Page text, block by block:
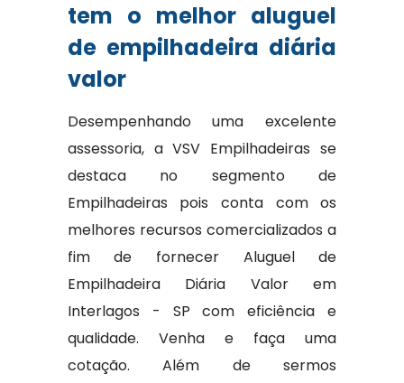
tem o melhor aluguel
de empilhadeira diária
valor
Desempenhando uma excelente
assessoria, a VSV Empilhadeiras se
destaca no segmento de
Empilhadeiras pois conta com os
melhores recursos comercializados a
fim de fornecer Aluguel de
Empilhadeira Diária Valor em
Interlagos - SP com eficiência e
qualidade. Venha e faça uma
cotação. Além de sermos